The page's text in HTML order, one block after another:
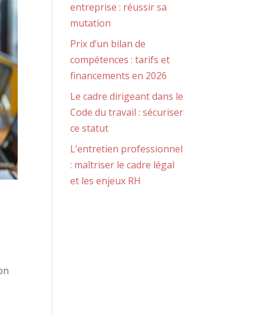
entreprise : réussir sa
mutation
Prix d’un bilan de
compétences : tarifs et
financements en 2026
Le cadre dirigeant dans le
Code du travail : sécuriser
ce statut
L’entretien professionnel
: maîtriser le cadre légal
et les enjeux RH